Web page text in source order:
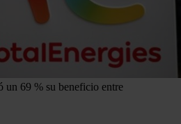
un 69 % su beneficio entre